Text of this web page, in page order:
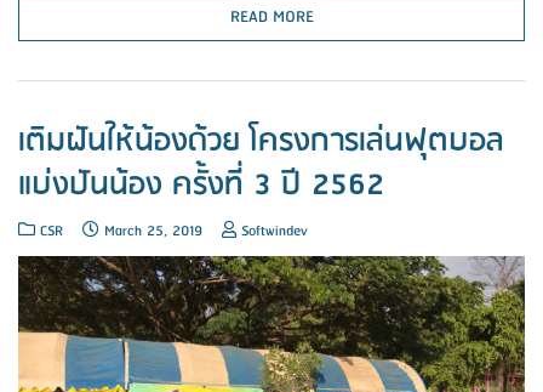
READ MORE
เติมฝันให้น้องด้วย โครงการเล่นฟุตบอล
แบ่งปันน้อง ครั้งที่ 3 ปี 2562
CSR March 25, 2019 Softwindev